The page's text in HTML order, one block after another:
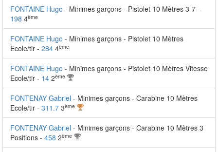
FONTAINE Hugo - Minimes garçons - Pistolet 10 Mètres 3-7 -
198 4ème
FONTAINE Hugo - Minimes garçons - Pistolet 10 Mètres
Ecole/tir - 284 4ème
FONTAINE Hugo - Minimes garçons - Pistolet 10 Mètres Vitesse
Ecole/tir - 14 2ème
FONTENAY Gabriel - Minimes garçons - Carabine 10 Mètres
Ecole/tir - 311.7 3ème
FONTENAY Gabriel - Minimes garçons - Carabine 10 Mètres 3
Positions - 458 2ème